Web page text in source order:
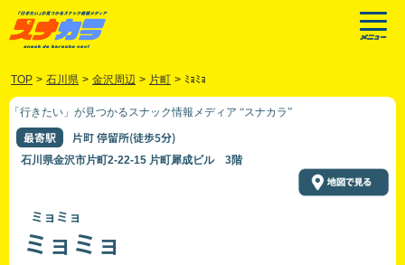
TOP > 石川県 > 金沢周辺 > 片町 > ﾐｮﾐｮ
「行きたい」が見つかるスナック情報メディア “スナカラ”
最寄駅 片町 停留所(徒歩5分)
石川県金沢市片町2-22-15 片町犀成ビル 3階
ミョミョ
ミョミョ